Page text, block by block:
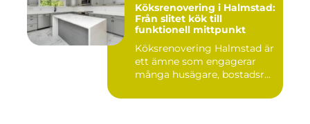
Köksrenovering i Halmstad:
Från slitet kök till
funktionell mittpunkt
Köksrenovering Halmstad är
ett ämne som engagerar
många husägare, bostadsr...